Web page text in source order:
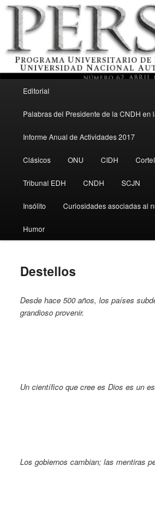
Perseo – PUDH
Ir al contenido secundario
Editorial
Palabras del Presidente de la CNDH en
Informe Anual de Actividades 2017
Clásicos ONU CIDH
Tribunal EDH CNDH SCJN
Insólito Curiosidades asociadas al
Humor
Destellos
Desde hace 500 años, los países
grandioso provenir.
Un científico que cree es Dios es un
Los gobiernos cambian; las mentiras